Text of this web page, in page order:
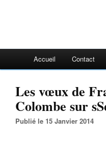
Accueil Contact
Les vœux de
Colombe sur
Publié le 15 Janvier 2014